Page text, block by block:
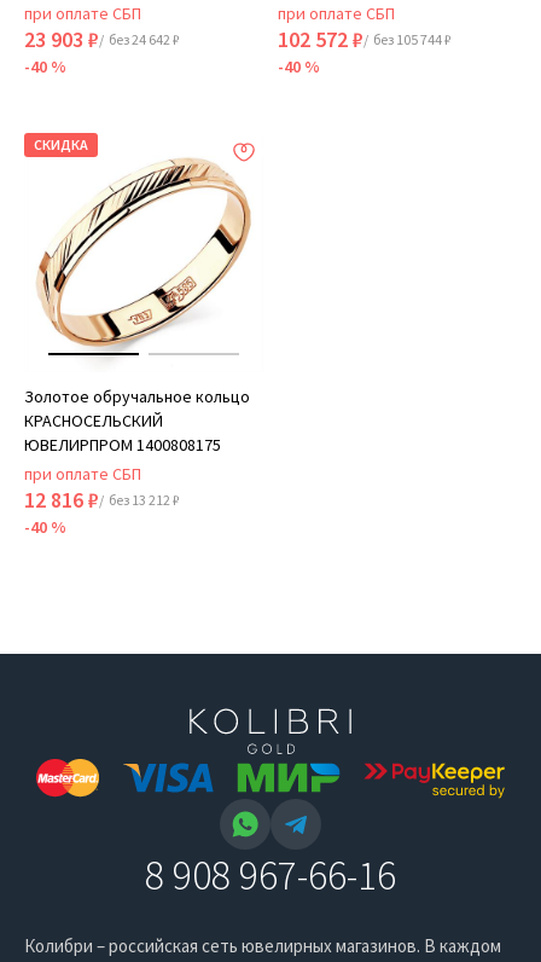
при оплате СБП
23 903 ₽/ без 24 642 ₽
-40 %
при оплате СБП
102 572 ₽/ без 105 744 ₽
-40 %
СКИДКА
Золотое обручальное кольцо
КРАСНОСЕЛЬСКИЙ
ЮВЕЛИРПРОМ 1400808175
при оплате СБП
12 816 ₽/ без 13 212 ₽
-40 %
8 908 967-66-16
Колибри – российская сеть ювелирных магазинов. В каждом